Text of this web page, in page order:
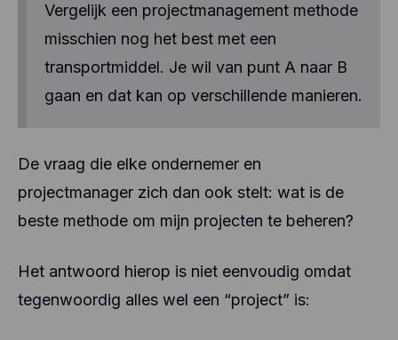
Vergelijk een projectmanagement methode
misschien nog het best met een
transportmiddel. Je wil van punt A naar B
gaan en dat kan op verschillende manieren.
De vraag die elke ondernemer en
projectmanager zich dan ook stelt: wat is de
beste methode om mijn projecten te beheren?
Het antwoord hierop is niet eenvoudig omdat
tegenwoordig alles wel een “project” is: